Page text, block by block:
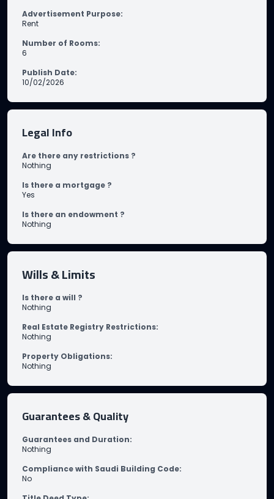
Advertisement Purpose:
Rent
Number of Rooms:
6
Publish Date:
10/02/2026
Legal Info
Are there any restrictions ?
Nothing
Is there a mortgage ?
Yes
Is there an endowment ?
Nothing
Wills & Limits
Is there a will ?
Nothing
Real Estate Registry Restrictions:
Nothing
Property Obligations:
Nothing
Guarantees & Quality
Guarantees and Duration:
Nothing
Compliance with Saudi Building Code:
No